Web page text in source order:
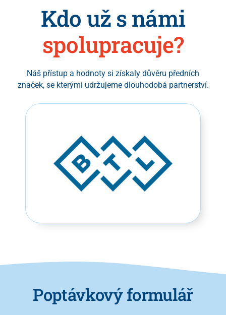
Kdo už s námi
spolupracuje?
Náš přístup a hodnoty si získaly důvěru předních
značek, se kterými udržujeme dlouhodobá partnerství.
Poptávkový formulář